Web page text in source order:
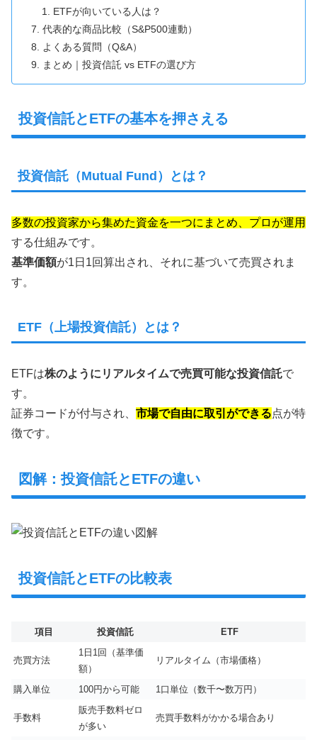
ETFが向いている人は？
代表的な商品比較（S&P500連動）
よくある質問（Q&A）
まとめ｜投資信託 vs ETFの選び方
投資信託とETFの基本を押さえる
投資信託（Mutual Fund）とは？
多数の投資家から集めた資金を一つにまとめ、プロが運用
する仕組みです。
基準価額が1日1回算出され、それに基づいて売買されま
す。
ETF（上場投資信託）とは？
ETFは株のようにリアルタイムで売買可能な投資信託で
す。
証券コードが付与され、 市場で自由に取引ができる点が特
徴です。
図解：投資信託とETFの違い
投資信託とETFの比較表
項目 投資信託 ETF
売買方法
1日1回（基準価
額）
リアルタイム（市場価格）
購入単位 100円から可能 1口単位（数千〜数万円）
手数料
販売手数料ゼロ
が多い
売買手数料がかかる場合あり